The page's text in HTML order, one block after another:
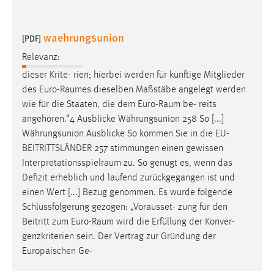
[PDF] waehrungsunion
Relevanz:
dieser Krite- rien; hierbei werden für künftige Mitglieder
des Euro-Raumes dieselben Maßstäbe angelegt werden
wie für die Staaten, die dem Euro-Raum be- reits
angehören.“4 Ausblicke Währungsunion 258 So [...]
Währungsunion Ausblicke So kommen Sie in die EU-
BEITRITTSLÄNDER 257 stimmungen einen gewissen
Interpretationsspielraum zu. So genügt es, wenn das
Defizit erheblich und laufend zurückgegangen ist und
einen Wert [...] Bezug genommen. Es wurde folgende
Schlussfolgerung gezogen: „Vorausset- zung für den
Beitritt zum Euro-Raum wird die Erfüllung der Konver-
genzkriterien sein. Der Vertrag zur Gründung der
Europäischen Ge-